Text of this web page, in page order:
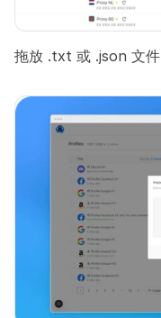
拖放 .txt 或 .json 文件